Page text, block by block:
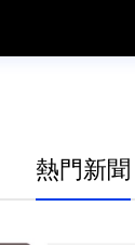
熱門新聞